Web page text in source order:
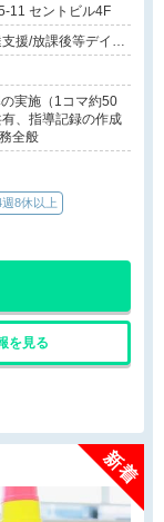
11 セントビル4F
援/放課後等デイサ
実施（1コマ約50
、指導記録の作成
全般
週8休以上
を見る